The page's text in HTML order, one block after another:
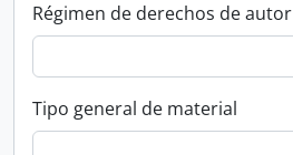
Régimen de derechos de autor
Tipo general de material